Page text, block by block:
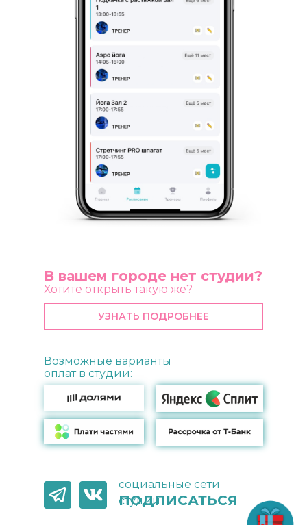
Возможные варианты
оплат в студии:
социальные сети
студии
ПОДПИСАТЬСЯ
В вашем городе нет студии?
Хотите открыть такую же?
УЗНАТЬ ПОДРОБНЕЕ